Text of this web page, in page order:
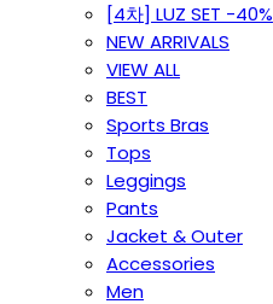
[4차] LUZ SET -40%
NEW ARRIVALS
VIEW ALL
BEST
Sports Bras
Tops
Leggings
Pants
Jacket & Outer
Accessories
Men